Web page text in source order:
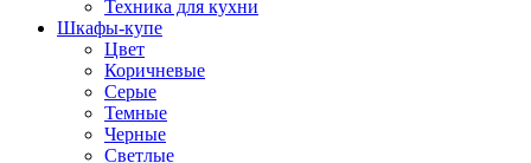
Техника для кухни
Шкафы-купе
Цвет
Коричневые
Серые
Темные
Черные
Светлые